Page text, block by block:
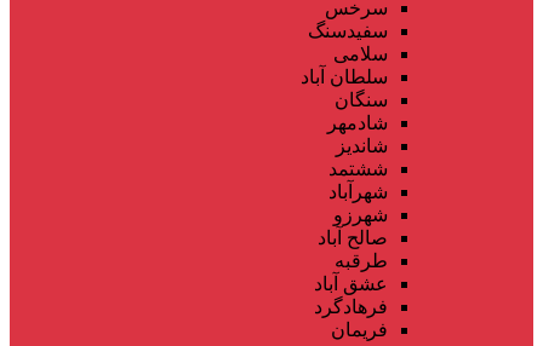
سرخس
سفیدسنگ
سلامی
سلطان آباد
سنگان
شادمهر
شاندیز
ششتمد
شهرآباد
شهرزو
صالح آباد
طرقبه
عشق آباد
فرهادگرد
فریمان